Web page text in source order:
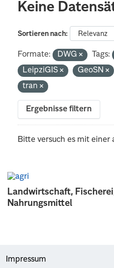
Landwirtschaft,
Nahrungsmittel
Keine
Sortieren nach
Formate: DWG Tags:
LeipziGIS
GeoSN
tran
Ergebnisse filtern
Bitte versuch es mit einer
Impressum